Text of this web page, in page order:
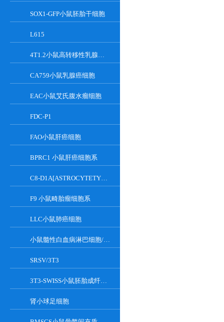
SOX1-GFP小鼠胚胎干细胞
L615
4T1.2小鼠高转移性乳腺癌细胞
CA759小鼠乳腺癌细胞
EAC小鼠艾氏腹水瘤细胞
FDC-P1
FAO小鼠肝癌细胞
BPRC1 小鼠肝癌细胞系
C8-D1A[ASTROCYTETYPEICLONE]小鼠小脑细胞
F9 小鼠畸胎瘤细胞系
LLC小鼠肺癌细胞
小鼠髓性白血病淋巴细胞/小鼠白血病G-CSF依赖性细胞
SRSV/3T3
3T3-SWISS小鼠胚胎成纤维细胞
肾小球足细胞